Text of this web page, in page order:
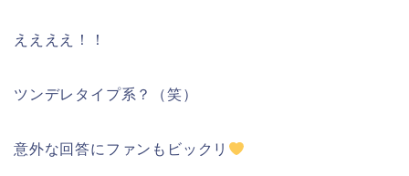
ええええ！！
ツンデレタイプ系？（笑）
意外な回答にファンもビックリ